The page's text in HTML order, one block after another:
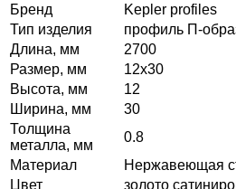
Бренд
Kepler profiles
Тип изделия
профиль П-
Длина, мм
2700
Размер, мм
12х30
Высота, мм
12
Ширина, мм
30
Толщина
металла, мм
0.8
Материал
Нержавеющая
Цвет
золото